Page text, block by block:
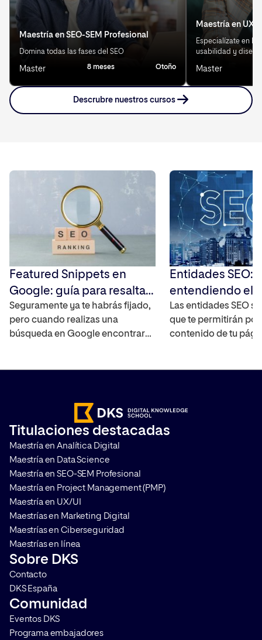
Maestría en SEO-SEM Profesional
Domina todas las fases del SEO
Master 8 meses Otoño
Maestría en UX/
Especialízate en
usabilidad y
Master
Descrubre nuestros cursos
Featured Snippets en
Google: guía para resaltar
tus resultados en las SERP
Seguramente ya te habrás fijado,
pero cuando realizas una
búsqueda en Google encontrarás
snippets. Te contamos qué son y
cómo puedes aprovecharlos para
mejorar el posicionamiento de
tus resultados. ¿Qué son los
Featured […]
Entidades SEO:
entendiendo el
semántico para
Google
Las entidades SEO
que te permitirán
contenido de tu
Titulaciones destacadas
Maestría en Analítica Digital
Maestría en Data Science
Maestría en SEO-SEM Profesional
Maestría en Project Management (PMP)
Maestría en UX/UI
Maestrías en Marketing Digital
Maestrías en Ciberseguridad
Maestrías en línea
Sobre DKS
Contacto
DKS España
Comunidad
Eventos DKS
Programa embajadores